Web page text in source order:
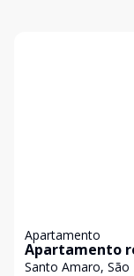
Apartamento
Apartamento
Santo Amaro, São